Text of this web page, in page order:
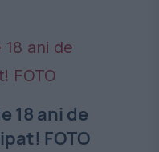
18 ani de
FOTO